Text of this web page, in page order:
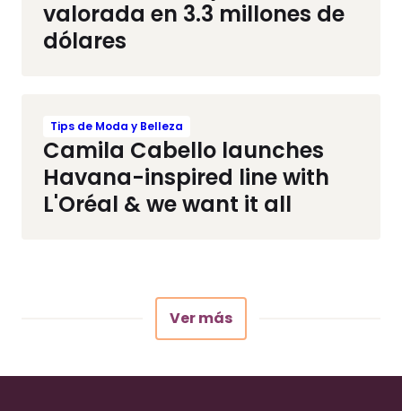
valorada en 3.3 millones de
dólares
Tips de Moda y Belleza
Camila Cabello launches
Havana-inspired line with
L'Oréal & we want it all
Ver más